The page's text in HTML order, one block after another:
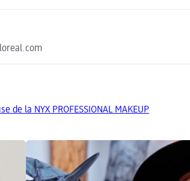
de la NYX PROFESSIONAL MAKEUP